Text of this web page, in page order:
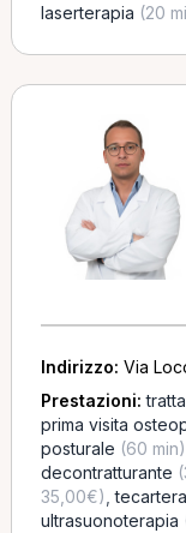
laserterapia (20
Indirizzo: Via
Prestazioni:
prima visita
posturale (60 min)
decontratturante
35,00€) ,
ultrasuonoterapia